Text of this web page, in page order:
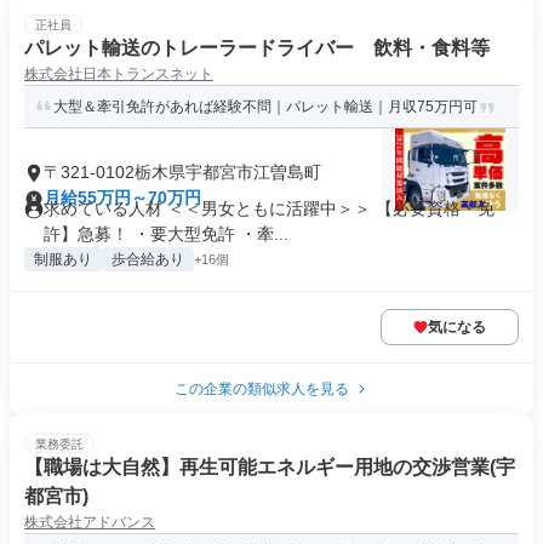
正社員
パレット輸送のトレーラードライバー 飲料・食料等
株式会社日本トランスネット
大型＆牽引免許があれば経験不問｜パレット輸送｜月収75万円可
〒321-0102栃木県宇都宮市江曽島町
月給55万円～70万円
求めている人材 ＜＜男女ともに活躍中＞＞ 【必要資格・免
許】急募！ ・要大型免許 ・牽...
制服あり 歩合給あり +16個
気になる
この企業の類似求人を見る
業務委託
【職場は大自然】再生可能エネルギー用地の交渉営業(宇
都宮市)
株式会社アドバンス